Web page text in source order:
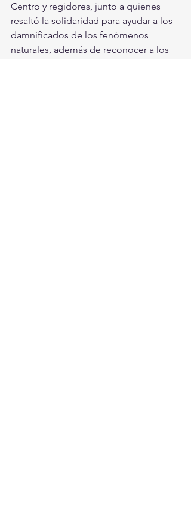
Centro y regidores, junto a quienes
resaltó la solidaridad para ayudar a los
damnificados de los fenómenos
naturales, además de reconocer a los